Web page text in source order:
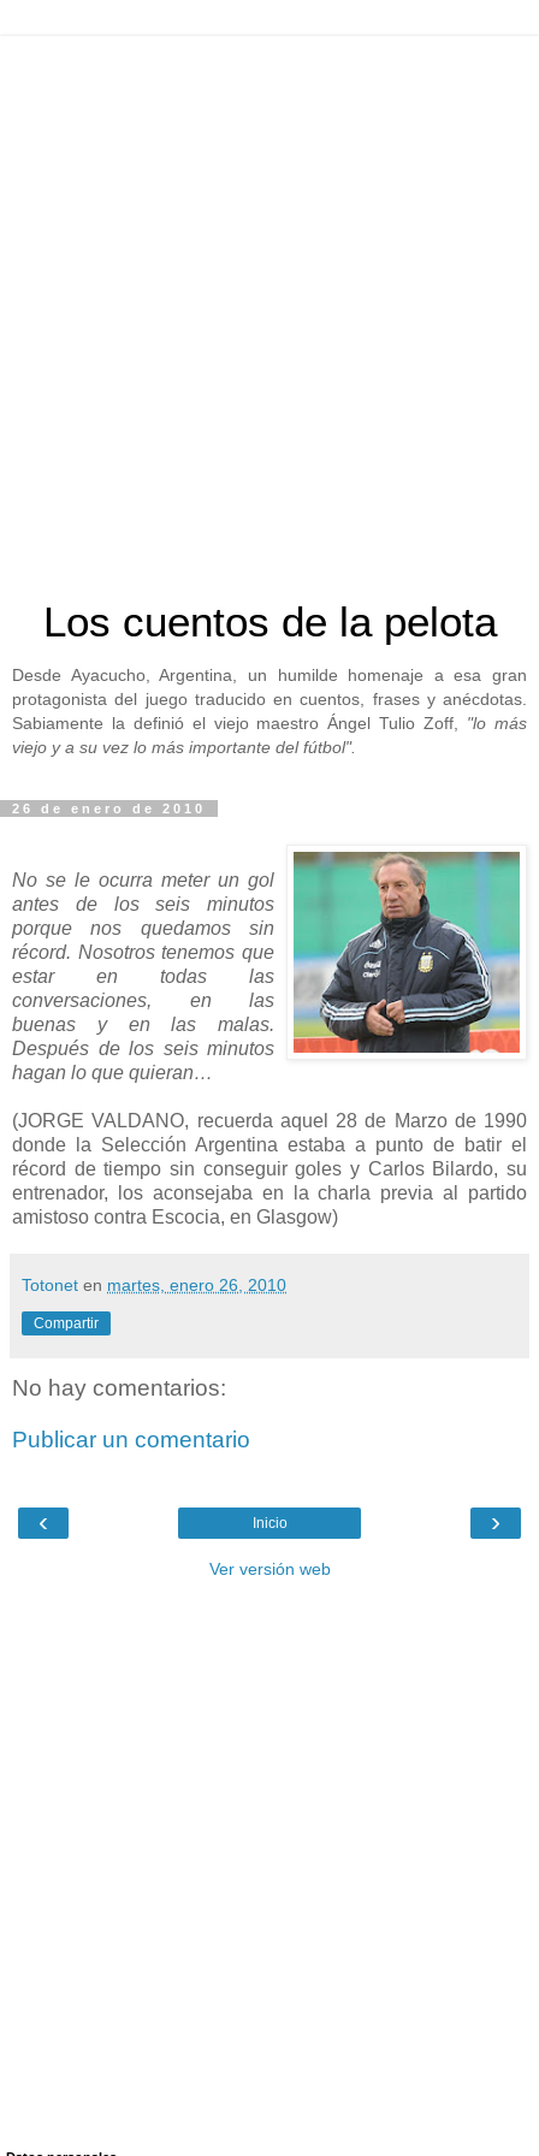
Los cuentos de la pelota
Desde Ayacucho, Argentina, un humilde homenaje a esa gran
protagonista del juego traducido en cuentos, frases y anécdotas.
Sabiamente la definió el viejo maestro Ángel Tulio Zoff, "lo más
viejo y a su vez lo más importante del fútbol".
26 de enero de 2010
No se le ocurra meter un gol
antes de los seis minutos
porque nos quedamos sin
récord. Nosotros tenemos que
estar en todas las
conversaciones, en las
buenas y en las malas.
Después de los seis minutos
hagan lo que quieran…
(JORGE VALDANO, recuerda aquel 28 de Marzo de 1990
donde la Selección Argentina estaba a punto de batir el
récord de tiempo sin conseguir goles y Carlos Bilardo, su
entrenador, los aconsejaba en la charla previa al partido
amistoso contra Escocia, en Glasgow)
Totonet en martes, enero 26, 2010
Compartir
No hay comentarios:
Publicar un comentario
‹ ›
Inicio
Ver versión web